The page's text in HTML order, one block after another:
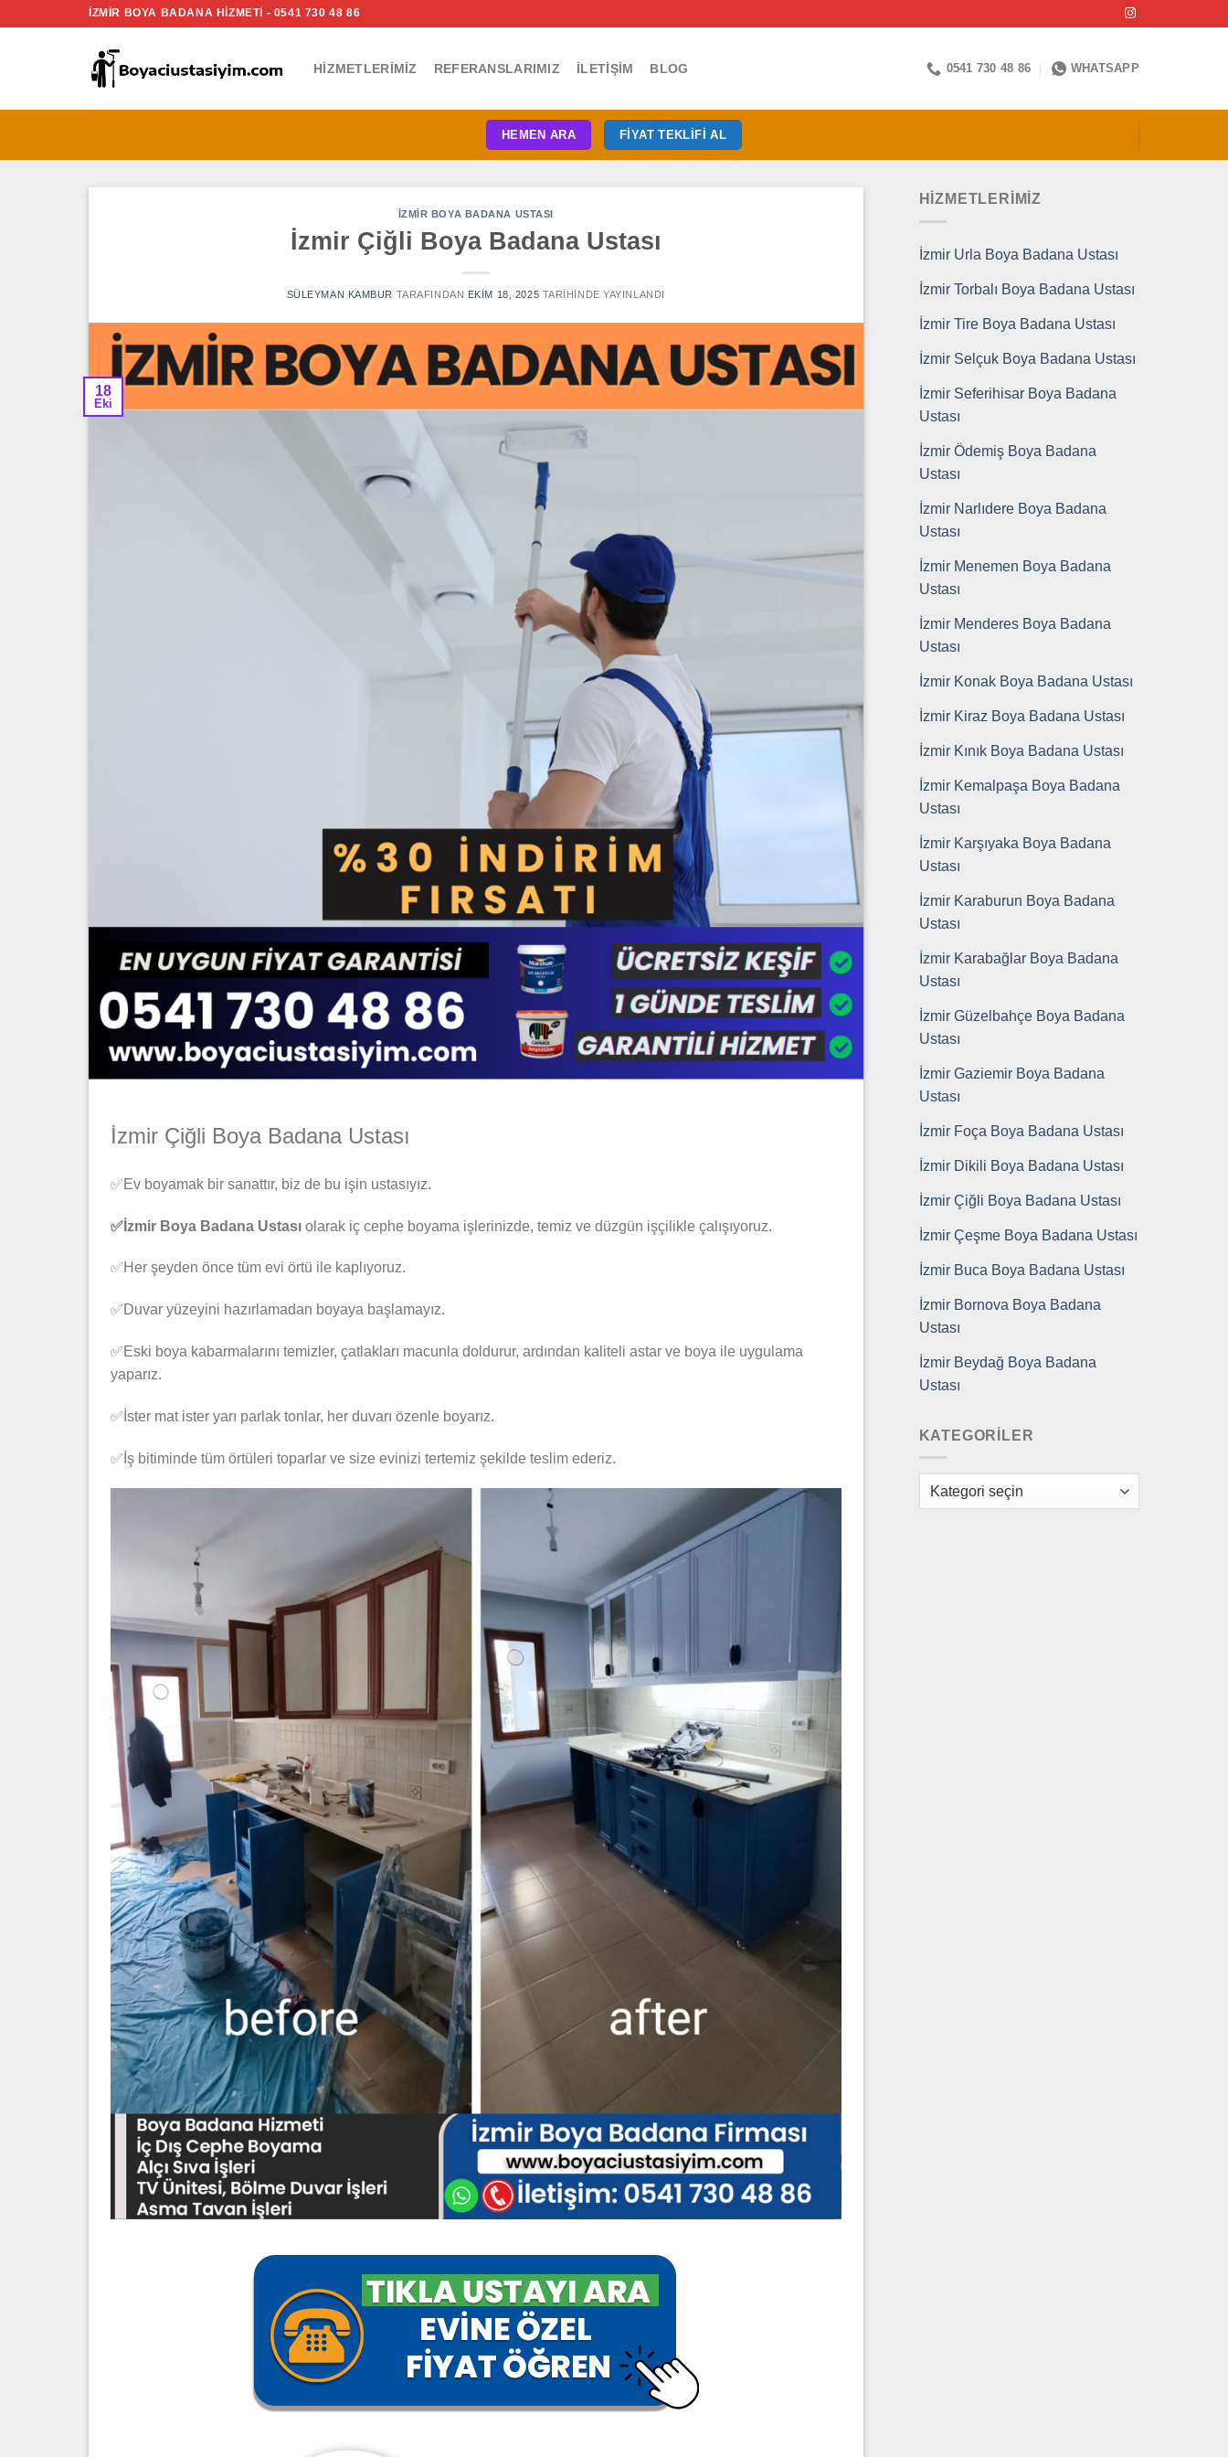
İZMİR BOYA BADANA HİZMETİ - 0541 730 48 86
HIZMETLERIMIZ REFERANSLARIMIZ İLETIŞIM BLOG 0541 730 48 86 WHATSAPP
HEMEN ARA FIYAT TEKLIFI AL
İZMIR BOYA BADANA USTASI
İzmir Çiğli Boya Badana Ustası
SÜLEYMAN KAMBUR TARAFINDAN EKIM 18, 2025 TARIHINDE YAYINLANDI
18
Eki
İzmir Çiğli Boya Badana Ustası
✅Ev boyamak bir sanattır, biz de bu işin ustasıyız.
✅İzmir Boya Badana Ustası olarak iç cephe boyama işlerinizde, temiz ve düzgün işçilikle çalışıyoruz.
✅Her şeyden önce tüm evi örtü ile kaplıyoruz.
✅Duvar yüzeyini hazırlamadan boyaya başlamayız.
✅Eski boya kabarmalarını temizler, çatlakları macunla doldurur, ardından kaliteli astar ve boya ile uygulama
yaparız.
✅İster mat ister yarı parlak tonlar, her duvarı özenle boyarız.
✅İş bitiminde tüm örtüleri toparlar ve size evinizi tertemiz şekilde teslim ederiz.
HİZMETLERİMİZ
İzmir Urla Boya Badana Ustası
İzmir Torbalı Boya Badana Ustası
İzmir Tire Boya Badana Ustası
İzmir Selçuk Boya Badana Ustası
İzmir Seferihisar Boya Badana
Ustası
İzmir Ödemiş Boya Badana
Ustası
İzmir Narlıdere Boya Badana
Ustası
İzmir Menemen Boya Badana
Ustası
İzmir Menderes Boya Badana
Ustası
İzmir Konak Boya Badana Ustası
İzmir Kiraz Boya Badana Ustası
İzmir Kınık Boya Badana Ustası
İzmir Kemalpaşa Boya Badana
Ustası
İzmir Karşıyaka Boya Badana
Ustası
İzmir Karaburun Boya Badana
Ustası
İzmir Karabağlar Boya Badana
Ustası
İzmir Güzelbahçe Boya Badana
Ustası
İzmir Gaziemir Boya Badana
Ustası
İzmir Foça Boya Badana Ustası
İzmir Dikili Boya Badana Ustası
İzmir Çiğli Boya Badana Ustası
İzmir Çeşme Boya Badana Ustası
İzmir Buca Boya Badana Ustası
İzmir Bornova Boya Badana
Ustası
İzmir Beydağ Boya Badana
Ustası
KATEGORILER
Kategoriler